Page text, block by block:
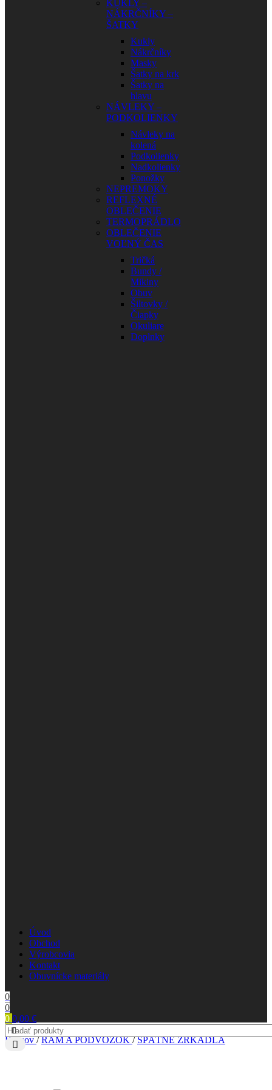
KUKLY –
NÁKRČNÍKY –
ŠATKY
Kukly
Nákrčníky
Masky
Šatky na krk
Šatky na
hlavu
NÁVLEKY –
PODKOLIENKY
Návleky na
kolená
Podkolienky
Nadkolienky
Ponožky
NEPREMOKY
REFLEXNÉ
OBLEČENIE
TERMOPRÁDLO
OBLEČENIE
VOĽNÝ ČAS
Tričká
Bundy /
Mikiny
Obuv
Šiltovky /
Čiapky
Okuliare
Doplnky
Úvod
Obchod
Výrobcovia
Kontakt
Obuvnícke materiály
0
0
0 0,00 €
Domov/ RÁM A PODVOZOK/ SPÄTNÉ ZRKADLÁ